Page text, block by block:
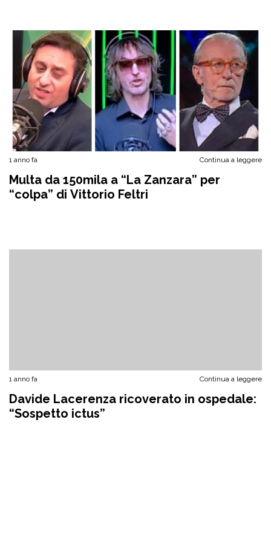
1 anno fa Continua a leggere
Multa da 150mila a “La Zanzara” per
“colpa” di Vittorio Feltri
1 anno fa Continua a leggere
Davide Lacerenza ricoverato in ospedale:
“Sospetto ictus”